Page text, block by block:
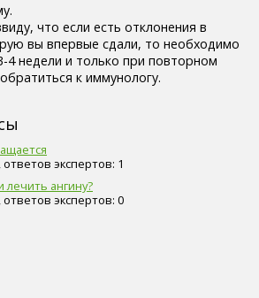
что если есть отклонения в
вы впервые сдали, то необходимо
4 недели и только при повторном
к иммунологу.
экспертов: 1
ангину?
ответов экспертов: 0